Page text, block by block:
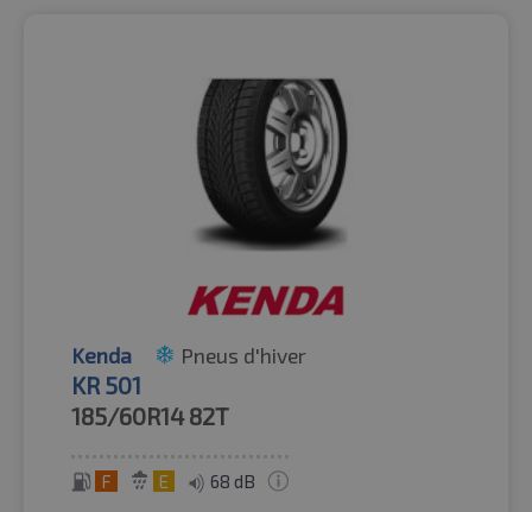
Kenda Pneus d'hiver
KR 501
185/60R14 82T
F E 68 dB